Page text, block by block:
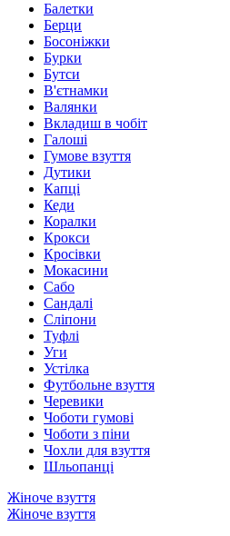
Балетки
Берци
Босоніжки
Бурки
Бутси
В'єтнамки
Валянки
Вкладиш в чобіт
Галоші
Гумове взуття
Дутики
Капці
Кеди
Коралки
Крокси
Кросівки
Мокасини
Сабо
Сандалі
Сліпони
Туфлі
Уги
Устілка
Футбольне взуття
Черевики
Чоботи гумові
Чоботи з піни
Чохли для взуття
Шльопанці
Жіноче взуття
Жіноче взуття